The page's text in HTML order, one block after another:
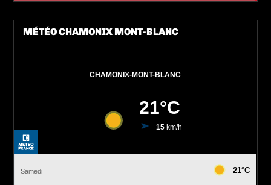
MÉTÉO CHAMONIX MONT-BLANC